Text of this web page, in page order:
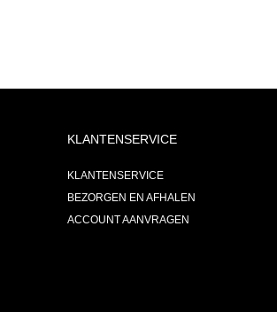
KLANTENSERVICE
KLANTENSERVICE
BEZORGEN EN AFHALEN
ACCOUNT AANVRAGEN